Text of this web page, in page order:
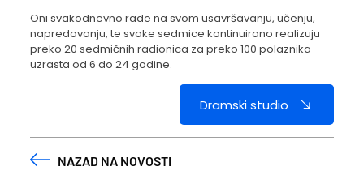
Oni svakodnevno rade na svom usavršavanju, učenju,
napredovanju, te svake sedmice kontinuirano realizuju
preko 20 sedmičnih radionica za preko 100 polaznika
uzrasta od 6 do 24 godine.
Dramski studio
NAZAD NA NOVOSTI